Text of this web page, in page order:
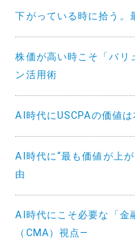
下がっている時に拾う。
株価が高い時こそ「バ
ン活用術
AI時代にUSCPAの価値
AI時代に“最も価値が上
由
AI時代にこそ必要な「金
（CMA）視点—